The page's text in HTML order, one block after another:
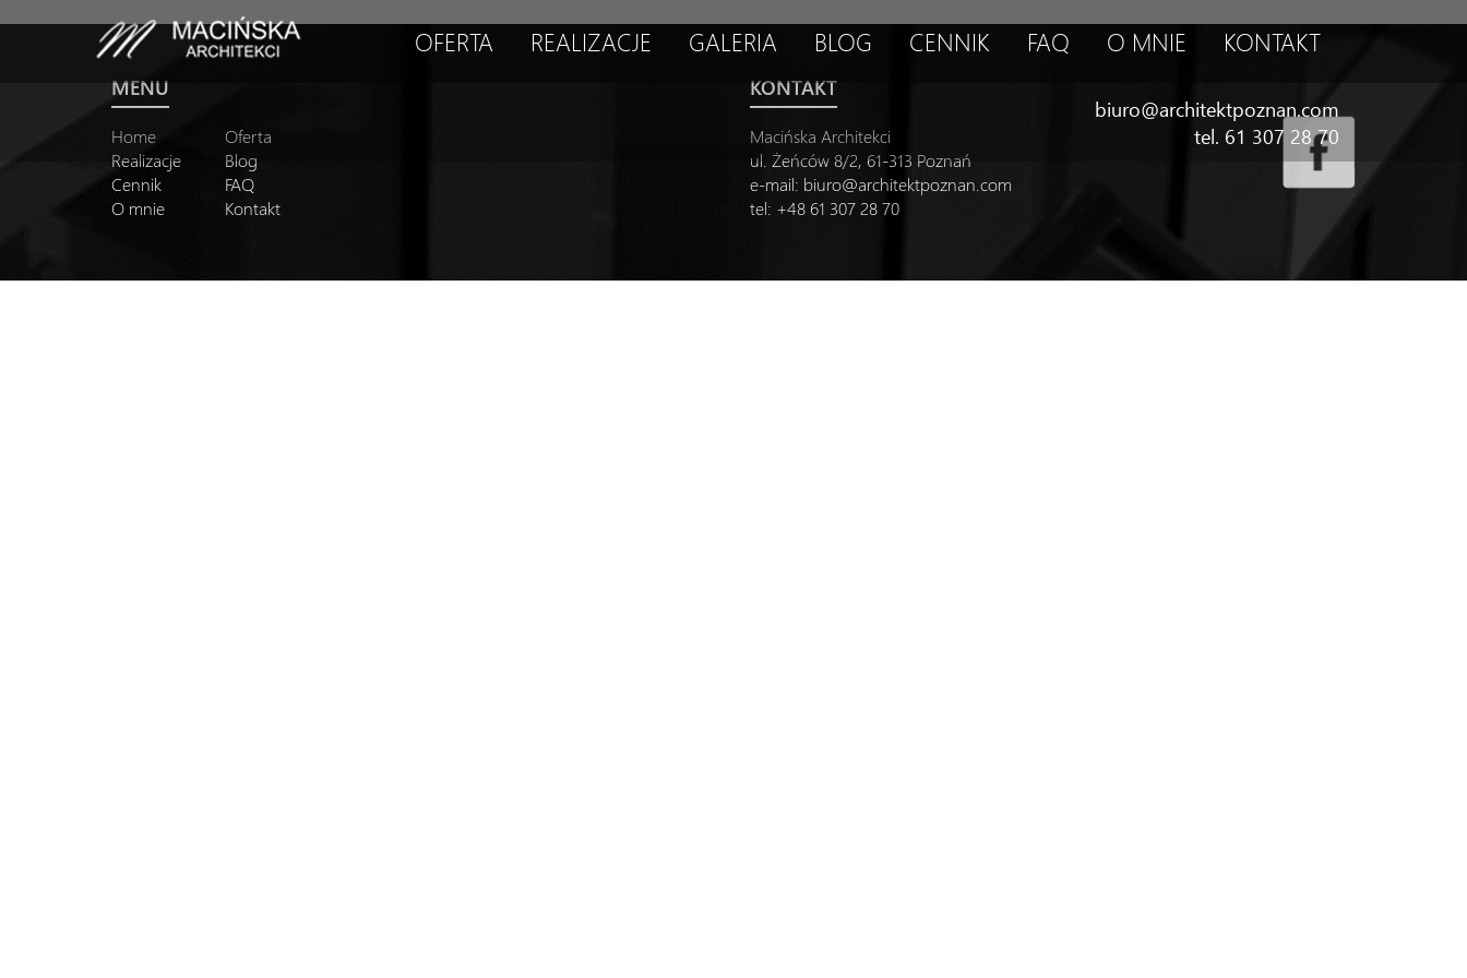
OFERTA REALIZACJE GALERIA BLOG CENNIK FAQ O MNIE KONTAKT
biuro@architektpoznan.com
tel. 61 307 28 70
MENU
Home
Oferta
Realizacje
Blog
Cennik
FAQ
O mnie
Kontakt
KONTAKT
Macińska Architekci
ul. Żeńców 8/2, 61-313 Poznań
e-mail: biuro@architektpoznan.com
tel: +48 61 307 28 70